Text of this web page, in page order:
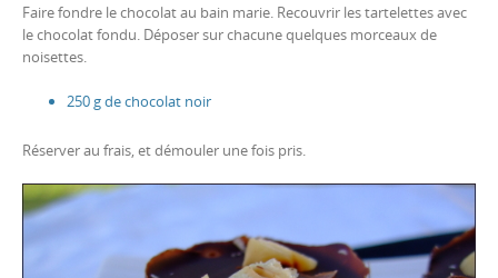
Faire fondre le chocolat au bain marie. Recouvrir les tartelettes avec
le chocolat fondu. Déposer sur chacune quelques morceaux de
noisettes.
250 g de chocolat noir
Réserver au frais, et démouler une fois pris.